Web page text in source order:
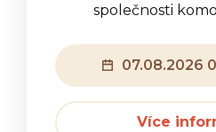
společnosti
07.08.2026
Více